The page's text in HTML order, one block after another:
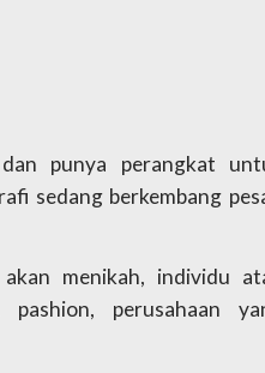
punya perangkat
sedang berkembang
menikah, individu
perusahaan